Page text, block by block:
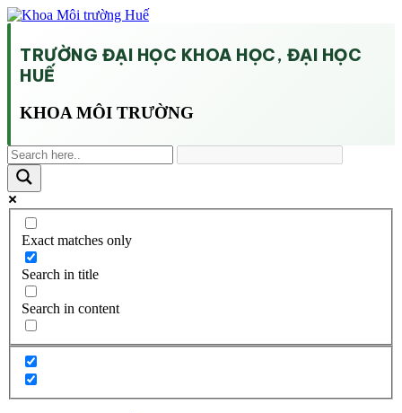
TRƯỜNG ĐẠI HỌC KHOA HỌC, ĐẠI HỌC
HUẾ
KHOA MÔI TRƯỜNG
Exact matches only
Search in title
Search in content